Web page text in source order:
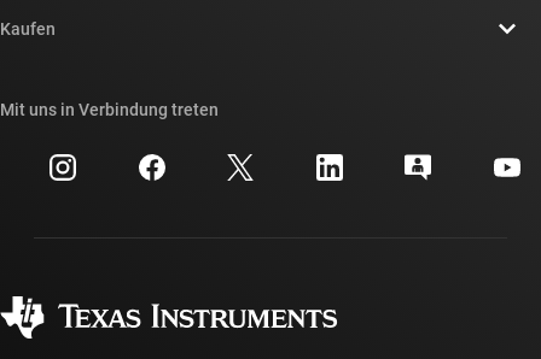
Newsroom
Investorenbeziehungen
Fertigung
Querverweis-Suche
Kundensupportzentrum
myTI-Konto FAQs
Kaufen
Häufig gestellte Fragen zu Bestellungen
Mit uns in Verbindung treten